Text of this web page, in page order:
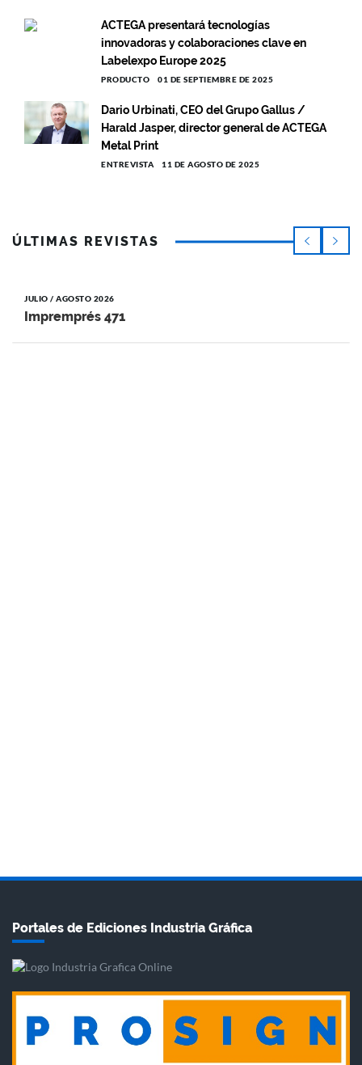
ACTEGA presentará tecnologías
innovadoras y colaboraciones clave en
Labelexpo Europe 2025
PRODUCTO 01 DE SEPTIEMBRE DE 2025
Dario Urbinati, CEO del Grupo Gallus /
Harald Jasper, director general de ACTEGA
Metal Print
ENTREVISTA 11 DE AGOSTO DE 2025
ÚLTIMAS REVISTAS
JULIO / AGOSTO 2026
Impremprés 471
Portales de Ediciones Industria Gráfica